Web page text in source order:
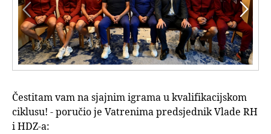


Čestitam vam na sjajnim igrama u kvalifikacijskom
ciklusu! - poručio je Vatrenima predsjednik Vlade RH
i HDZ-a: